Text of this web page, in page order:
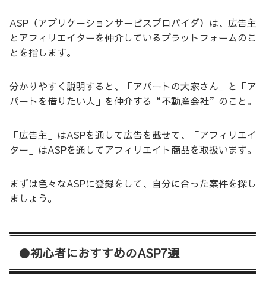
ASP（アプリケーションサービスプロパイダ）は、広告主
とアフィリエイターを仲介しているプラットフォームのこ
とを指します。
分かりやすく説明すると、「アパートの大家さん」と「ア
パートを借りたい人」を仲介する“不動産会社”のこと。
「広告主」はASPを通して広告を載せて、「アフィリエイ
ター」はASPを通してアフィリエイト商品を取扱います。
まずは色々なASPに登録をして、自分に合った案件を探し
ましょう。
●初心者におすすめのASP7選